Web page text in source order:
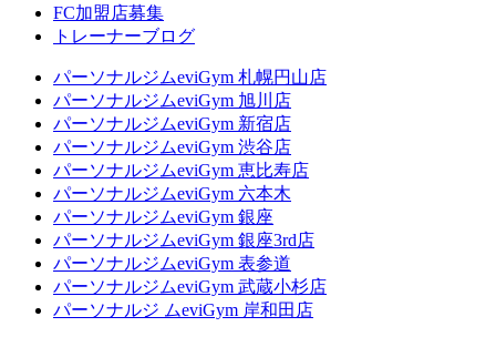
FC加盟店募集
トレーナーブログ
パーソナルジムeviGym 札幌円山店
パーソナルジムeviGym 旭川店
パーソナルジムeviGym 新宿店
パーソナルジムeviGym 渋谷店
パーソナルジムeviGym 恵比寿店
パーソナルジムeviGym 六本木
パーソナルジムeviGym 銀座
パーソナルジムeviGym 銀座3rd店
パーソナルジムeviGym 表参道
パーソナルジムeviGym 武蔵小杉店
パーソナルジ ムeviGym 岸和田店